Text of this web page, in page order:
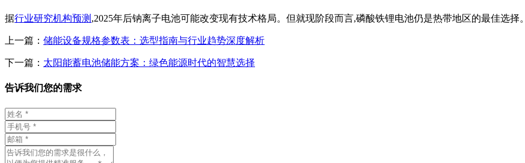
据行业研究机构预测 ,2025年后钠离子电池可能改变现有技术格局。但就现阶段而言,磷酸铁锂电池仍是热带地区的最佳选择。
上一篇： 储能设备规格参数表：选型指南与行业趋势深度解析
下一篇： 太阳能蓄电池储能方案：绿色能源时代的智慧选择
告诉我们您的需求